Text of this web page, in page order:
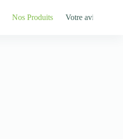
Nos Produits Votre avis nous